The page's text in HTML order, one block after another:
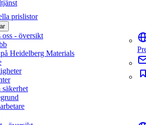
prislistor
oss - översikt
Heidelberg Materials